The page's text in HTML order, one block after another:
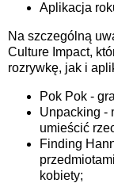
Aplikacja
Na szczególną
Culture Impact,
rozrywkę, jak i
Pok Pok -
Unpacking -
umieścić
Finding
kobiety;